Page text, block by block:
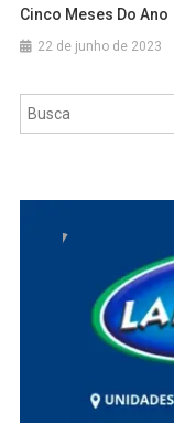
Cinco Meses Do Ano
22 de junho de 2023
Pesquisar